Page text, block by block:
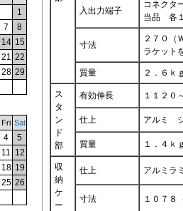
入出力端子
コネクタ
当品 各
寸法
２７０（
ラケット
質量 ２．６ｋ
ス
タ
ン
ド
部
有効伸長 １１２０
仕上 アルミ
質量 １．４ｋ
収
納
ケ
ー
仕上 アルミラ
寸法 １０７８
1
7
8
14 15
21 22
28 29
Fri Sat
4
5
11 12
18 19
25 26